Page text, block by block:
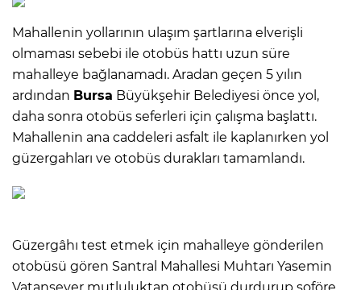
Mahallenin yollarının ulaşım şartlarına elverişli
olmaması sebebi ile otobüs hattı uzun süre
mahalleye bağlanamadı. Aradan geçen 5 yılın
ardından Bursa Büyükşehir Belediyesi önce yol,
daha sonra otobüs seferleri için çalışma başlattı.
Mahallenin ana caddeleri asfalt ile kaplanırken yol
güzergahları ve otobüs durakları tamamlandı.
Güzergâhı test etmek için mahalleye gönderilen
otobüsü gören Santral Mahallesi Muhtarı Yasemin